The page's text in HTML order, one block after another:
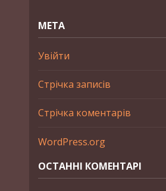
МЕТА
Увійти
Стрічка записів
Стрічка коментарів
WordPress.org
ОСТАННІ КОМЕНТАРІ